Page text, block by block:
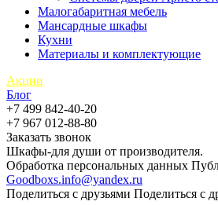
Малогабаритная мебель
Мансардные шкафы
Кухни
Материалы и комплектующие
Акции
Блог
+7 499 842-40-20
+7 967 012-88-80
Заказать звонок
Шкафы-для души от производителя.
Обработка персональных данных
Goodboxs.info@yandex.ru
Поделиться с друзьями Поделиться с